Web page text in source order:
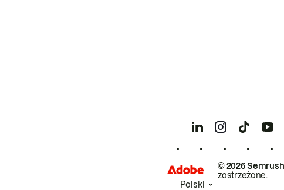
© 2026
zastrzeżone.
Polski